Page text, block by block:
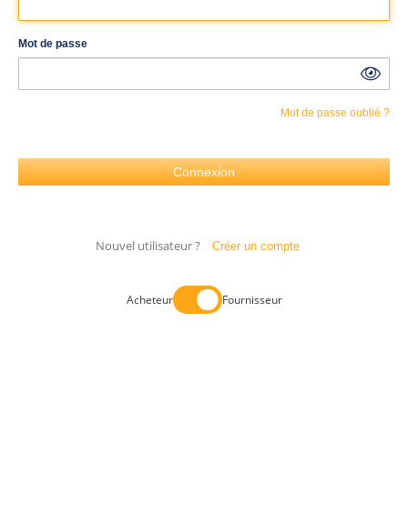
Mot de passe
Mot de passe oublié ?
Nouvel utilisateur ? Créer un compte
Acheteur Fournisseur